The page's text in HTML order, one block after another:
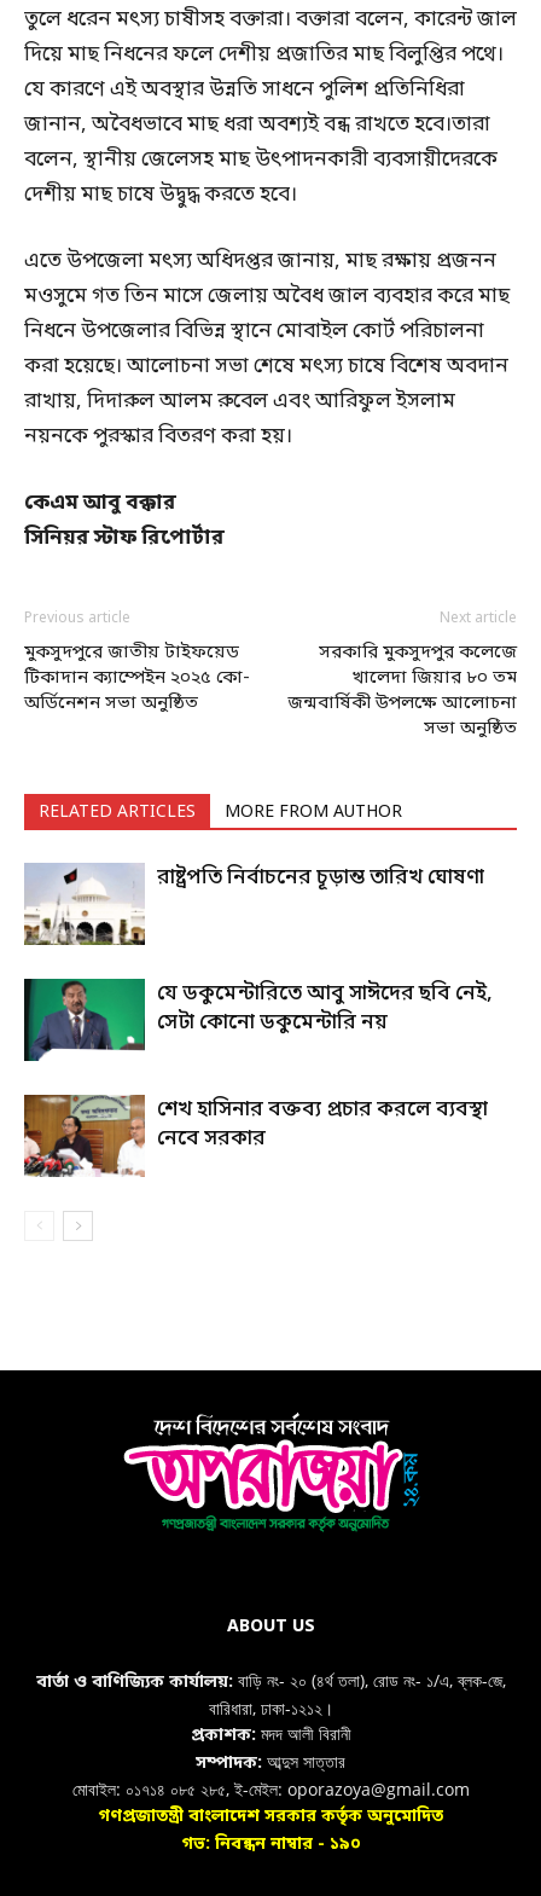
তুলে ধরেন মৎস্য চাষীসহ বক্তারা। বক্তারা বলেন, কারেন্ট জাল
দিয়ে মাছ নিধনের ফলে দেশীয় প্রজাতির মাছ বিলুপ্তির পথে।
যে কারণে এই অবস্থার উন্নতি সাধনে পুলিশ প্রতিনিধিরা
জানান, অবৈধভাবে মাছ ধরা অবশ্যই বন্ধ রাখতে হবে।তারা
বলেন, স্থানীয় জেলেসহ মাছ উৎপাদনকারী ব্যবসায়ীদেরকে
দেশীয় মাছ চাষে উদ্বুদ্ধ করতে হবে।
এতে উপজেলা মৎস্য অধিদপ্তর জানায়, মাছ রক্ষায় প্রজনন
মওসুমে গত তিন মাসে জেলায় অবৈধ জাল ব্যবহার করে মাছ
নিধনে উপজেলার বিভিন্ন স্থানে মোবাইল কোর্ট পরিচালনা
করা হয়েছে। আলোচনা সভা শেষে মৎস্য চাষে বিশেষ অবদান
রাখায়, দিদারুল আলম রুবেল এবং আরিফুল ইসলাম
নয়নকে পুরস্কার বিতরণ করা হয়।
কেএম আবু বক্কার
সিনিয়র স্টাফ রিপোর্টার
Previous article
মুকসুদপুরে জাতীয় টাইফয়েড
টিকাদান ক্যাম্পেইন ২০২৫ কো-
অর্ডিনেশন সভা অনুষ্ঠিত
Next article
সরকারি মুকসুদপুর কলেজে
খালেদা জিয়ার ৮০ তম
জন্মবার্ষিকী উপলক্ষে আলোচনা
সভা অনুষ্ঠিত
RELATED ARTICLES MORE FROM AUTHOR
রাষ্ট্রপতি নির্বাচনের চূড়ান্ত তারিখ ঘোষণা
যে ডকুমেন্টারিতে আবু সাঈদের ছবি নেই,
সেটা কোনো ডকুমেন্টারি নয়
শেখ হাসিনার বক্তব্য প্রচার করলে ব্যবস্থা
নেবে সরকার
ABOUT US
বার্তা ও বাণিজ্যিক কার্যালয়: বাড়ি নং- ২০ (৪র্থ তলা), রোড নং- ১/এ, ব্লক-জে,
বারিধারা, ঢাকা-১২১২।
প্রকাশক:মদদ আলী বিরানী
সম্পাদক: আব্দুস সাত্তার
মোবাইল: ০১৭১৪ ০৮৫ ২৮৫, ই-মেইল: oporazoya@gmail.com
গণপ্রজাতন্ত্রী বাংলাদেশ সরকার কর্তৃক অনুমোদিত
গভ: নিবন্ধন নাম্বার - ১৯০